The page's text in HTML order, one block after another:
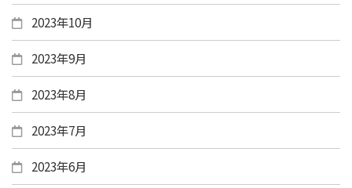
2023年10月
2023年9月
2023年8月
2023年7月
2023年6月